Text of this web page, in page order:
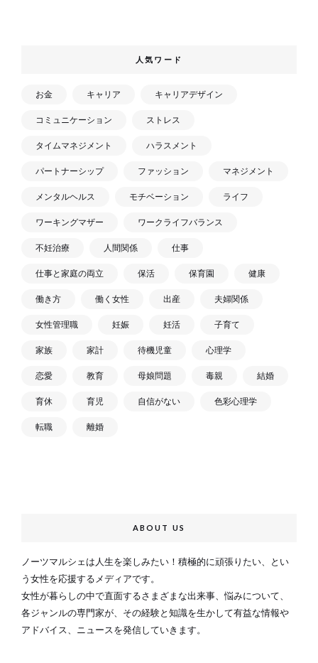
人気ワード
お金 キャリア キャリアデザイン
コミュニケーション ストレス
タイムマネジメント ハラスメント
パートナーシップ ファッション マネジメント
メンタルヘルス モチベーション ライフ
ワーキングマザー ワークライフバランス
不妊治療 人間関係 仕事
仕事と家庭の両立 保活 保育園 健康
働き方 働く女性 出産 夫婦関係
女性管理職 妊娠 妊活 子育て
家族 家計 待機児童 心理学
恋愛 教育 母娘問題 毒親 結婚
育休 育児 自信がない 色彩心理学
転職 離婚
ABOUT US
ノーツマルシェは人生を楽しみたい！積極的に頑張りたい、とい
う女性を応援するメディアです。
女性が暮らしの中で直面するさまざまな出来事、悩みについて、
各ジャンルの専門家が、その経験と知識を生かして有益な情報や
アドバイス、ニュースを発信していきます。